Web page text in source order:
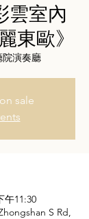
雲室內
東歐》
院演奏廳
sale
午11:30
S Rd,